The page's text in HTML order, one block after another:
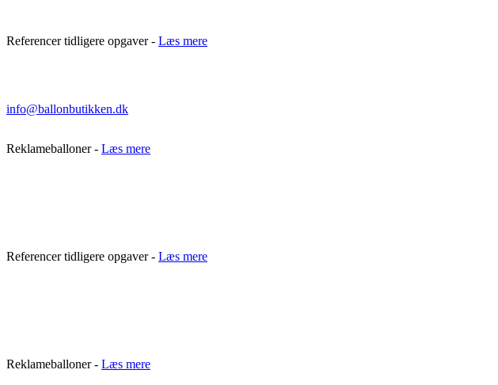
info@ballonbutikken.dk
Referencer tidligere opgaver - Læs mere
Reklameballoner - Læs mere
Referencer tidligere opgaver - Læs mere
Reklameballoner - Læs mere